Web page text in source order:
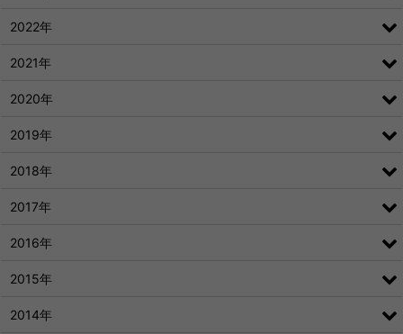
2022年
2021年
2020年
2019年
2018年
2017年
2016年
2015年
2014年